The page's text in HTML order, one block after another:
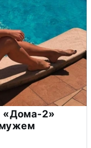
«Дома-2»